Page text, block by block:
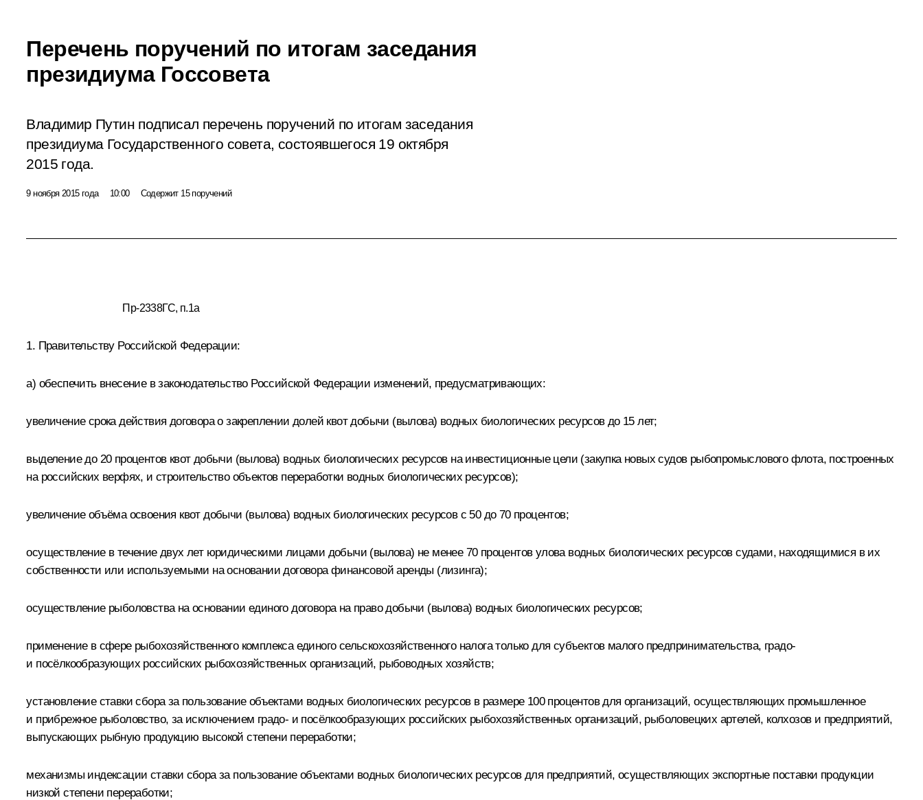
Перечень поручений по итогам заседания
президиума Госсовета
Владимир Путин подписал перечень поручений по итогам заседания
президиума Государственного совета, состоявшегося 19 октября
2015 года.
9 ноября 2015 года 10:00 Содержит 15 поручений
Пр-2338ГС, п.1а
1. Правительству Российской Федерации:
а) обеспечить внесение в законодательство Российской Федерации изменений, предусматривающих:
увеличение срока действия договора о закреплении долей квот добычи (вылова) водных биологических ресурсов до 15 лет;
выделение до 20 процентов квот добычи (вылова) водных биологических ресурсов на инвестиционные цели (закупка новых судов рыбопромыслового флота, построенных
на российских верфях, и строительство объектов переработки водных биологических ресурсов);
увеличение объёма освоения квот добычи (вылова) водных биологических ресурсов с 50 до 70 процентов;
осуществление в течение двух лет юридическими лицами добычи (вылова) не менее 70 процентов улова водных биологических ресурсов судами, находящимися в их
собственности или используемыми на основании договора финансовой аренды (лизинга);
осуществление рыболовства на основании единого договора на право добычи (вылова) водных биологических ресурсов;
применение в сфере рыбохозяйственного комплекса единого сельскохозяйственного налога только для субъектов малого предпринимательства, градо-
и посёлкообразующих российских рыбохозяйственных организаций, рыбоводных хозяйств;
установление ставки сбора за пользование объектами водных биологических ресурсов в размере 100 процентов для организаций, осуществляющих промышленное
и прибрежное рыболовство, за исключением градо- и посёлкообразующих российских рыбохозяйственных организаций, рыболовецких артелей, колхозов и предприятий,
выпускающих рыбную продукцию высокой степени переработки;
механизмы индексации ставки сбора за пользование объектами водных биологических ресурсов для предприятий, осуществляющих экспортные поставки продукции
низкой степени переработки;